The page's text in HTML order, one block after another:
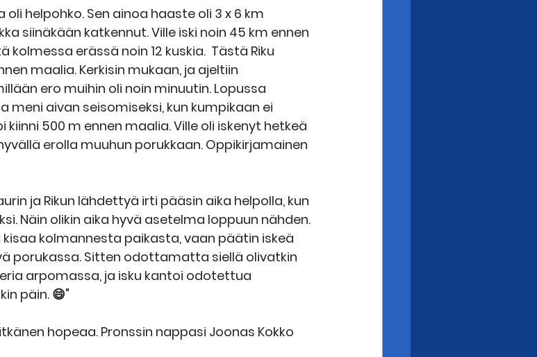
oli helpohko. Sen ainoa haaste oli 3 x 6 km
siinäkään katkennut. Ville iski noin 45 km ennen
erässä noin 12 kuskia.  Tästä Riku
maalia. Kerkisin mukaan, ja ajeltiin
ero muihin oli noin minuutin. Lopussa
meni aivan seisomiseksi, kun kumpikaan ei
500 m ennen maalia. Ville oli iskenyt hetkeä
erolla muuhun porukkaan. Oppikirjamainen
ja Rikun lähdettyä irti pääsin aika helpolla, kun
Näin olikin aika hyvä asetelma loppuun nähden.
kolmannesta paikasta, vaan päätin iskeä
porukassa. Sitten odottamatta siellä olivatkin
arpomassa, ja isku kantoi odotettua
päin. 😄"
hopeaa. Pronssin nappasi Joonas Kokko